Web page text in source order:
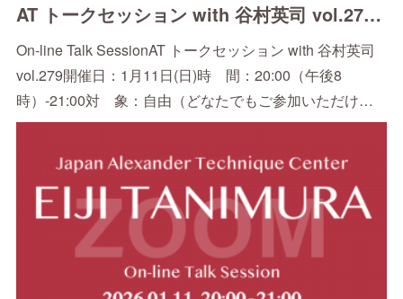
AT トークセッション with 谷村英司 vol.279（1/11）
On-line Talk SessionAT トークセッション with 谷村英司
vol.279開催日：1月11日(日)時 間：20:00（午後8
時）-21:00対 象：自由（どなたでもご参加いただけ…